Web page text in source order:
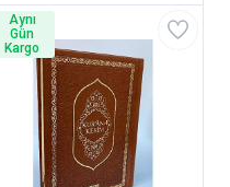
Aynı
Gün
Kargo